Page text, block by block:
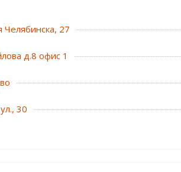
Челябинска, 27
д.8 офис 1
30